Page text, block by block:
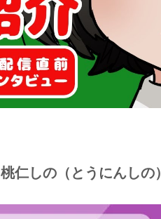
桃仁しの（とうにんしの）